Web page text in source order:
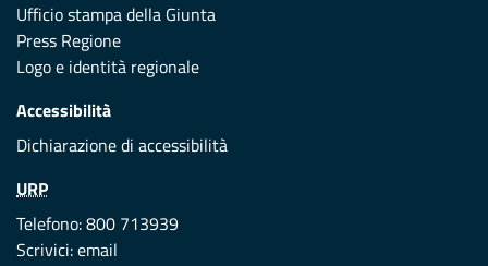
Ufficio stampa della Giunta
Press Regione
Logo e identità regionale
Accessibilità
Dichiarazione di accessibilità
URP
Telefono: 800 713939
Scrivici:email